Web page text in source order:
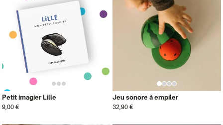
Petit imagier Lille
9,00 €
Jeu sonore à empiler
32,90 €